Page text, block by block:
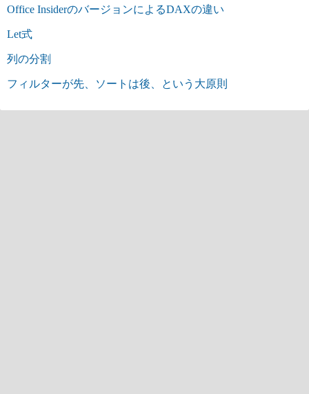
Office InsiderのバージョンによるDAXの違い
Let式
列の分割
フィルターが先、ソートは後、という大原則